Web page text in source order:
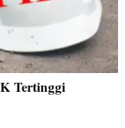
Tertinggi